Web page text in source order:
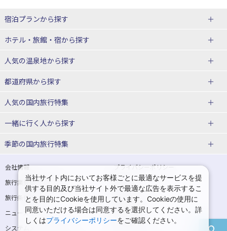
宿泊プランから探す
北海道
東北
青森県
宮城県
山形県
関東
埼玉県 千葉県
茨城県 栃木県
ホテル・旅館・宿から探す
北海道ホテル・旅館
青森県ホテル・旅館
宮城県ホテル・旅館
山形県ホテル・旅館
東京都ホテル・旅館 神奈川県ホテル・旅館
埼玉県ホテル・旅館 千葉県ホテル・旅館
茨城県ホテル・旅館 栃木県ホテル・旅館
人気の温泉地から探す
北海道
湯の川温泉(北海道)
十勝川温泉(北海道)
洞爺湖温泉(北海道)
層雲峡温泉(北海道)
東北
花巻温泉(岩手) 蔵王温泉(山形)
かみのやま温泉(山形) 鳴子温泉(宮城)
都道府県から探す
北海道旅行・ツアー
東北
青森旅行・ツアー 岩手旅行・ツアー
宮城旅行・ツアー 秋田旅行・ツアー
山形旅行・ツアー 福島旅行・ツアー
人気の国内旅行特集
東京ディズニーリゾート®への旅
ユニバーサル・スタジオ・ジャパ
一緒に行く人から探す
一人旅 国内版
カップル・夫婦旅行 国内版 女子旅 国内版
卒業旅行・学生旅行 国内版
季節の国内旅行特集
桜・お花見特集
ゴールデンウィーク（GW）の国内
旅行
夏休み・お盆の国内旅行 7月の国内旅行
8月の国内旅行 9月の国内旅行
会社情報
プライバシーポリシー
旅行業登録票・約款
規約集
旅行条件書
商標について
ニュースリリース
採用情報
システムメンテナンスの
当社サイト内においてお客様ごとに最適なサービスを提
供する目的及び当社サイト外で最適な広告を表示するこ
とを目的にCookieを使用しています。Cookieの使用に
同意いただける場合は同意するを選択してください。詳
しくはプライバシーポリシーをご確認ください。